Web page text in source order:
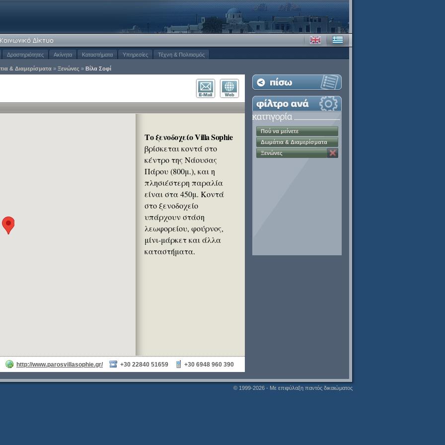
Δραστηριότητες Ακίνητα Καταστήματα Υπηρεσίες Τέχνη & Πολιτισμός
& Διαμερίσματα » Ξενώνες » Βίλα Σοφί
Το ξενοδοχείο Villa Sophie
βρίσκεται κοντά στο
κέντρο της Νάουσας
Πάρου (800μ.), και η
πλησιέστερη παραλία
είναι στα 450μ. Κοντά
στο ξενοδοχείο
υπάρχουν στάση
λεωφορείου, φούρνος,
μίνι-μάρκετ και άλλα
καταστήματα.
http://www.parosvillasophie.gr/ +30 22840 51659 +30 6948 960 390
Πού να μείνετε
Δωμάτια & Διαμερίσματα
Ξενώνες
© 1999-2026 - Με επιφύλαξη παντός δικαιώματος